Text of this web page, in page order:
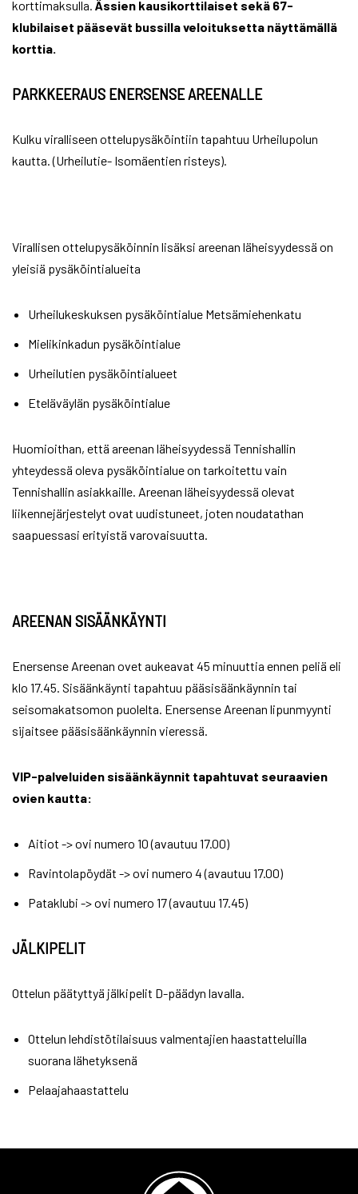
korttimaksulla. Ässien kausikorttilaiset sekä 67-
klubilaiset pääsevät bussilla veloituksetta näyttämällä
korttia.
PARKKEERAUS ENERSENSE AREENALLE
Kulku viralliseen ottelupysäköintiin tapahtuu Urheilupolun
kautta. (Urheilutie- Isomäentien risteys).
Virallisen ottelupysäköinnin lisäksi areenan läheisyydessä on
yleisiä pysäköintialueita
Urheilukeskuksen pysäköintialue Metsämiehenkatu
Mielikinkadun pysäköintialue
Urheilutien pysäköintialueet
Eteläväylän pysäköintialue
Huomioithan, että areenan läheisyydessä Tennishallin
yhteydessä oleva pysäköintialue on tarkoitettu vain
Tennishallin asiakkaille. Areenan läheisyydessä olevat
liikennejärjestelyt ovat uudistuneet, joten noudatathan
saapuessasi erityistä varovaisuutta.
AREENAN SISÄÄNKÄYNTI
Enersense Areenan ovet aukeavat 45 minuuttia ennen peliä eli
klo 17.45. Sisäänkäynti tapahtuu pääsisäänkäynnin tai
seisomakatsomon puolelta. Enersense Areenan lipunmyynti
sijaitsee pääsisäänkäynnin vieressä.
VIP-palveluiden sisäänkäynnit tapahtuvat seuraavien
ovien kautta:
Aitiot -> ovi numero 10 (avautuu 17.00)
Ravintolapöydät -> ovi numero 4 (avautuu 17.00)
Pataklubi -> ovi numero 17 (avautuu 17.45)
JÄLKIPELIT
Ottelun päätyttyä jälkipelit D-päädyn lavalla.
Ottelun lehdistötilaisuus valmentajien haastatteluilla
suorana lähetyksenä
Pelaajahaastattelu